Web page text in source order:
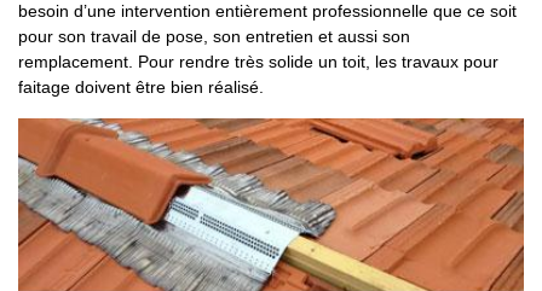
besoin d’une intervention entièrement professionnelle que ce soit
pour son travail de pose, son entretien et aussi son
remplacement. Pour rendre très solide un toit, les travaux pour
faitage doivent être bien réalisé.